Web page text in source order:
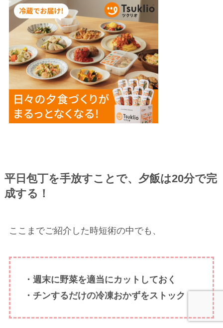
平日包丁を手放すことで、夕飯は20分で完
成する！
ここまでご紹介した時短術の中でも、
・週末に野菜を適当にカットしておく
・チンするだけの冷凍おかずをストック